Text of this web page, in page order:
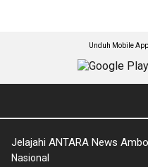
Unduh Mobile
Jelajahi ANTARA News
Nasional